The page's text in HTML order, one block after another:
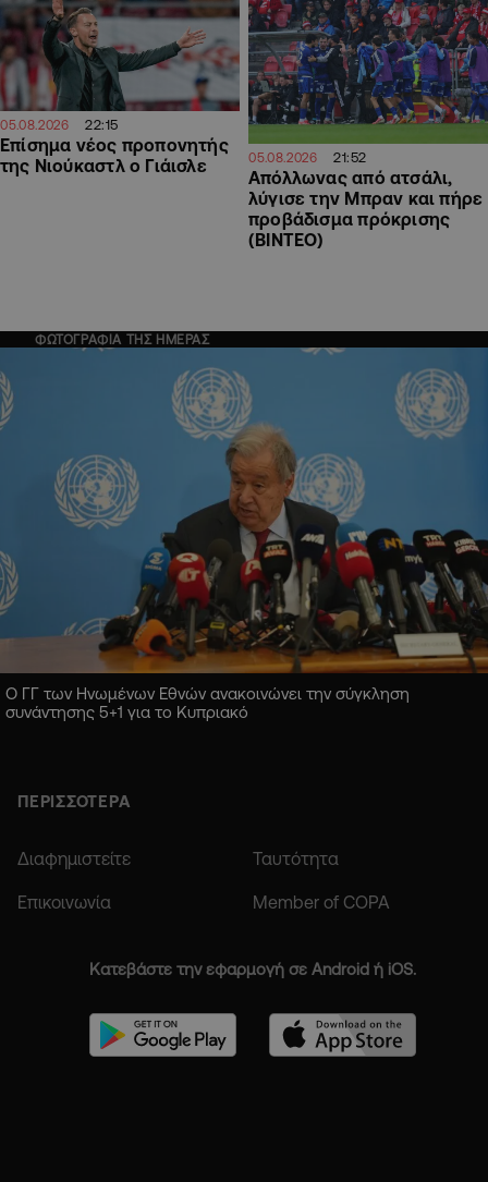
05.08.2026 22:15
Επίσημα νέος προπονητής
της Νιούκαστλ ο Γιάισλε
05.08.2026 21:52
Απόλλωνας από ατσάλι,
λύγισε την Μπραν και πήρε
προβάδισμα πρόκρισης
(ΒΙΝΤΕΟ)
ΦΩΤΟΓΡΑΦΙΑ ΤΗΣ ΗΜΕΡΑΣ
Ο ΓΓ των Ηνωμένων Εθνών ανακοινώνει την σύγκληση
συνάντησης 5+1 για το Κυπριακό
ΠΕΡΙΣΣΟΤΕΡΑ
Διαφημιστείτε Ταυτότητα
Επικοινωνία Member of COPA
Κατεβάστε την εφαρμογή σε Android ή iOS.